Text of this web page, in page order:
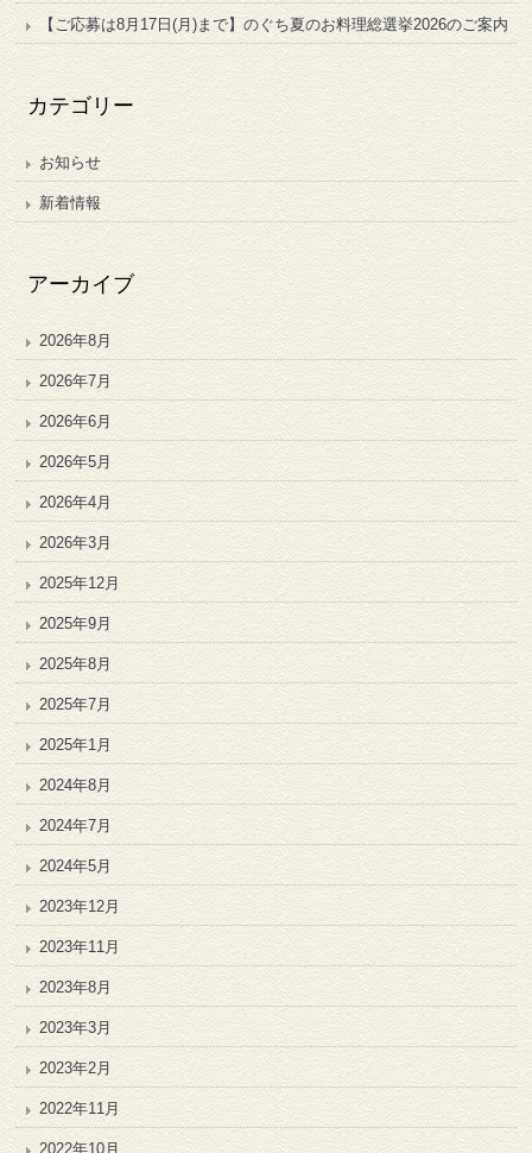
【ご応募は8月17日(月)まで】のぐち夏のお料理総選挙2026のご案内
カテゴリー
お知らせ
新着情報
アーカイブ
2026年8月
2026年7月
2026年6月
2026年5月
2026年4月
2026年3月
2025年12月
2025年9月
2025年8月
2025年7月
2025年1月
2024年8月
2024年7月
2024年5月
2023年12月
2023年11月
2023年8月
2023年3月
2023年2月
2022年11月
2022年10月